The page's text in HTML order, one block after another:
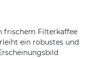
frischem Filterkaffee
ein robustes und